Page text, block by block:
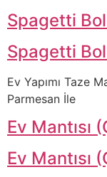
Spagetti
Spagetti
Ev Yapımı Taze
Parmesan İle
Ev Mantısı
Ev Mantısı